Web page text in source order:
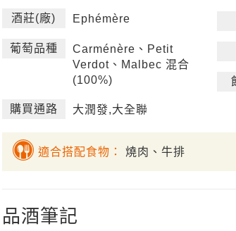
酒莊(廠) Ephémère
葡萄品種
Carménère、Petit
Verdot、Malbec 混合
(100%)
購買通路 大潤發,大全聯
適合搭配食物： 燒肉、牛排
品酒筆記